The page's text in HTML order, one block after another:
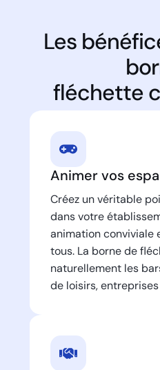
Les
fléchette
Animer vos
Créez un véritable
dans votre
animation conviviale
tous. La borne de
naturellement les
de loisirs,